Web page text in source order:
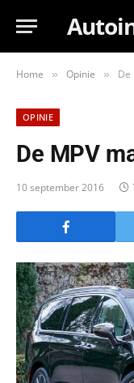
Home » Opinie » De
OPINIE
De MPV
10 september 2016